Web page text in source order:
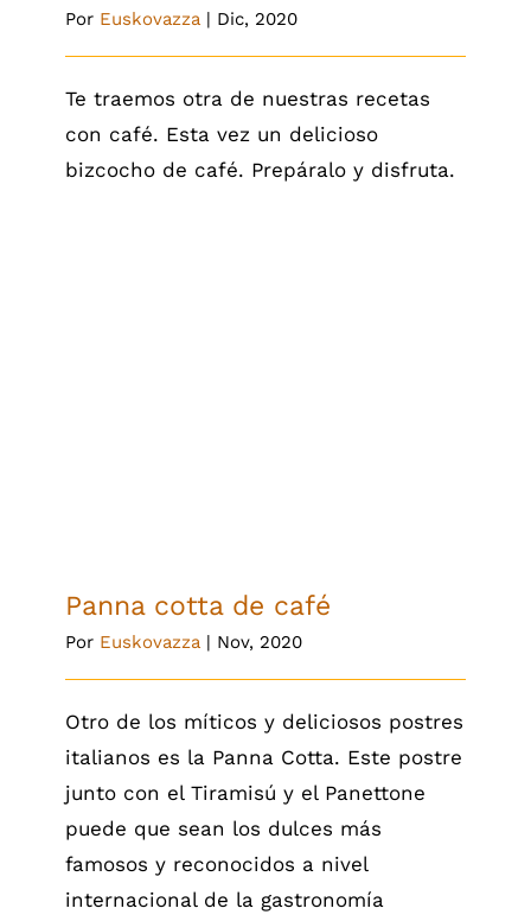
Por Euskovazza | Dic, 2020
Te traemos otra de nuestras recetas
con café. Esta vez un delicioso
bizcocho de café. Prepáralo y disfruta.
Panna cotta de café
Por Euskovazza | Nov, 2020
Otro de los míticos y deliciosos postres
italianos es la Panna Cotta. Este postre
junto con el Tiramisú y el Panettone
puede que sean los dulces más
famosos y reconocidos a nivel
internacional de la gastronomía